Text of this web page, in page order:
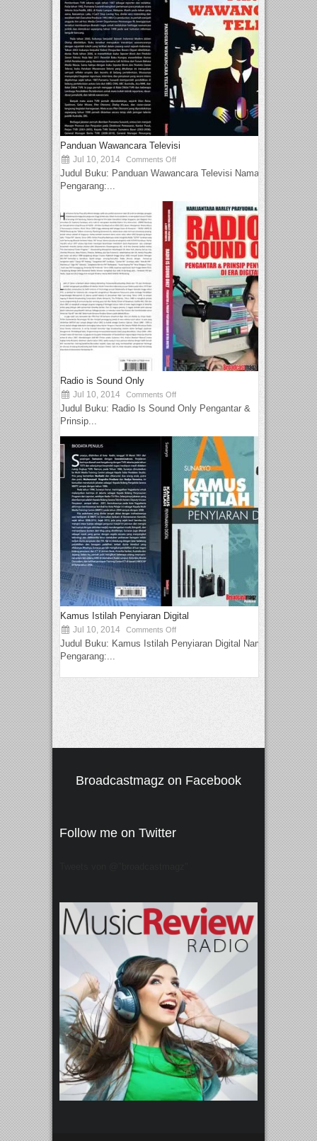
Panduan Wawancara Televisi
Jul 10, 2014 Comments Off
Judul Buku: Panduan Wawancara Televisi Nama
Pengarang:...
Radio is Sound Only
Jul 10, 2014 Comments Off
Judul Buku: Radio Is Sound Only Pengantar &
Prinsip...
Kamus Istilah Penyiaran Digital
Jul 10, 2014 Comments Off
Judul Buku: Kamus Istilah Penyiaran Digital Nama
Pengarang:...
Broadcastmagz on Facebook
Follow me on Twitter